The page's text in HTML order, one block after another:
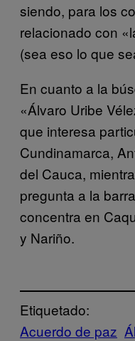
siendo, para los
relacionado con
(sea eso lo que
En cuanto a la
«Álvaro Uribe
que interesa
Cundinamarca,
del Cauca,
pregunta a la
concentra en
y Nariño.
Etiquetado:
Acuerdo de paz